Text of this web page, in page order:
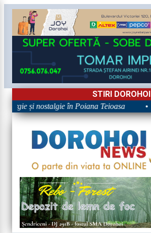
STIRI DOROHOI
și nostalgie în Poiana Teioasa